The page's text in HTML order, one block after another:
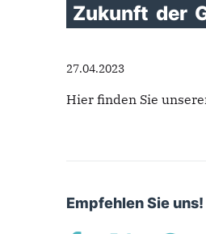
Zukunft der
27.04.2023
Hier finden Sie
Empfehlen Sie uns!